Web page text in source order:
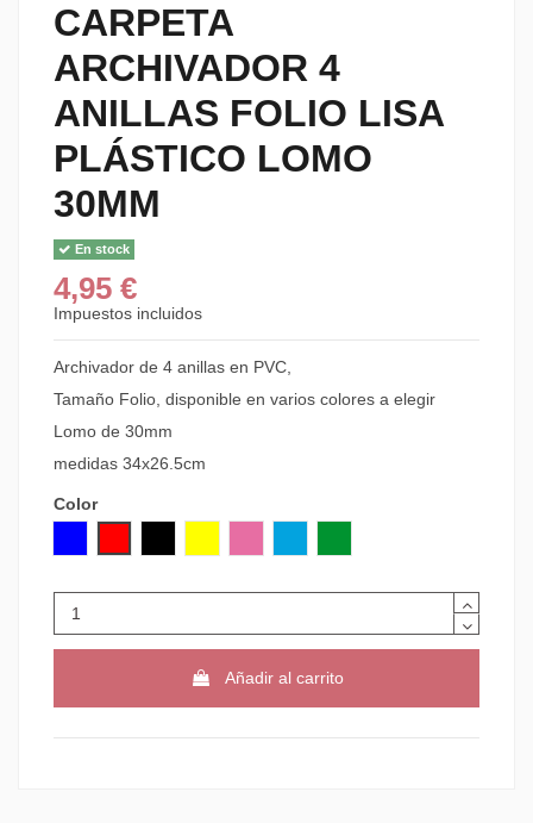
CARPETA
ARCHIVADOR 4
ANILLAS FOLIO LISA
PLÁSTICO LOMO
30MM
En stock
4,95 €
Impuestos incluidos
Archivador de 4 anillas en PVC,
Tamaño Folio, disponible en varios colores a elegir
Lomo de 30mm
medidas 34x26.5cm
Color
Añadir al carrito